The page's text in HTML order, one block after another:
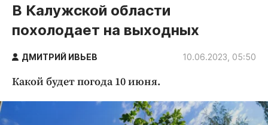
Новости компаний
Статьи
Народные новости
Авто и транспорт
Благоустройство
В Калужской области
похолодает на выходных
ДМИТРИЙ ИВЬЕВ 10.06.2023, 05:50
Какой будет погода 10 июня.